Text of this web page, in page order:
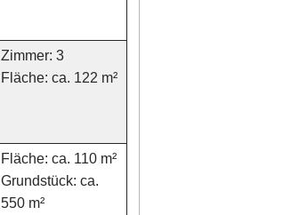
Zimmer: 3
Fläche: ca. 122 m²
Fläche: ca. 110 m²
Grundstück: ca.
550 m²